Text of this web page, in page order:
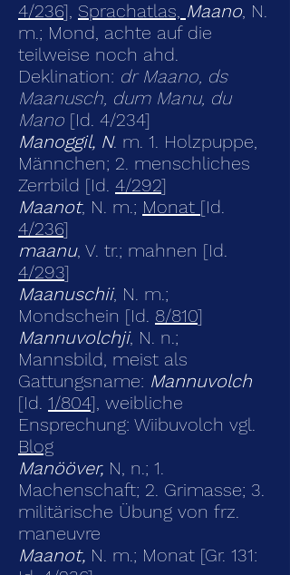
4/236], Sprachatlas, Maano, N.
m.; Mond, achte auf die
teilweise noch ahd.
Deklination: dr Maano, ds
Maanusch, dum Manu, du
Mano [Id. 4/234]
Manoggil, N. m. 1. Holzpuppe,
Männchen; 2. menschliches
Zerrbild [Id. 4/292]
Maanot, N. m.; Monat [Id.
4/236]
maanu, V. tr.; mahnen [Id.
4/293]
Maanuschii, N. m.;
Mondschein [Id. 8/810]
Mannuvolchji, N. n.;
Mannsbild, meist als
Gattungsname: Mannuvolch
[Id. 1/804], weibliche
Ensprechung: Wiibuvolch vgl.
Blog
Manööver, N, n.; 1.
Machenschaft; 2. Grimasse; 3.
militärische Übung von frz.
maneuvre
Maanot, N. m.; Monat [Gr. 131: